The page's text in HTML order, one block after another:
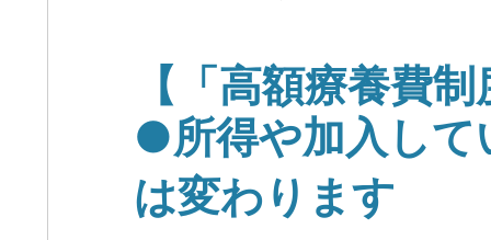
【「高額療養費
●所得や加入して
は変わります